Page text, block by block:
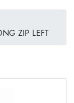
ZIP LEFT